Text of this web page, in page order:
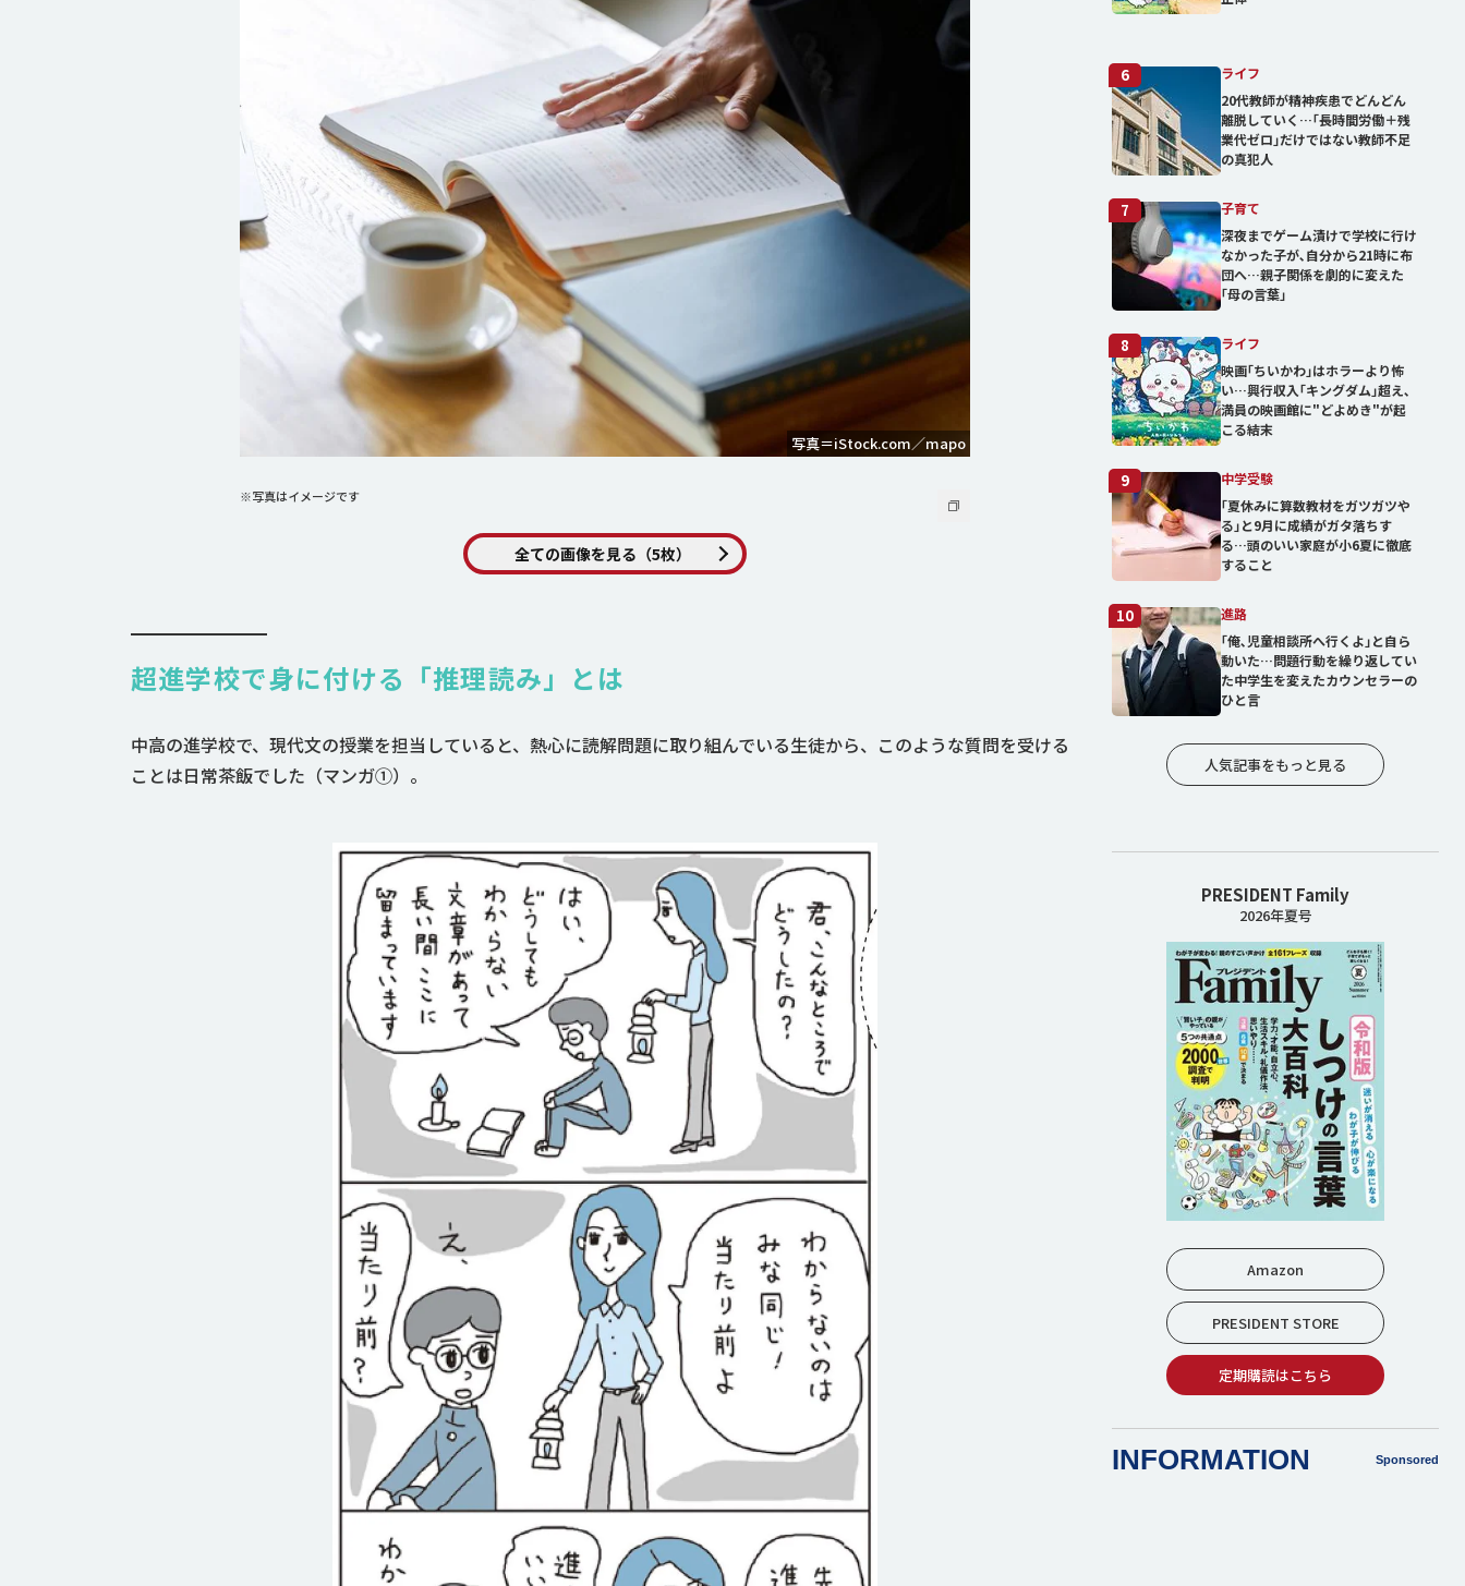
写真＝iStock.com／mapo
※写真はイメージです
全ての画像を見る（5枚）
超進学校で身に付ける「推理読み」とは
中高の進学校で、現代文の授業を担当していると、熱心に読解問題に取り組んでいる生徒から、このような質問を受ける
ことは日常茶飯でした（マンガ①）。
6
ライフ
20代教師が精神疾患でどんどん
離脱していく…｢長時間労働＋残
業代ゼロ｣だけではない教師不足
の真犯人
7
子育て
深夜までゲーム漬けで学校に行け
なかった子が､自分から21時に布
団へ…親子関係を劇的に変えた
｢母の言葉｣
8
ライフ
映画｢ちいかわ｣はホラーより怖
い…興行収入｢キングダム｣超え､
満員の映画館に"どよめき"が起
こる結末
9
中学受験
｢夏休みに算数教材をガツガツや
る｣と9月に成績がガタ落ちす
る…頭のいい家庭が小6夏に徹底
すること
10
進路
｢俺､児童相談所へ行くよ｣と自ら
動いた…問題行動を繰り返してい
た中学生を変えたカウンセラーの
ひと言
人気記事をもっと見る
PRESIDENT Family
2026年夏号
Amazon
PRESIDENT STORE
定期購読はこちら
INFORMATION Sponsored